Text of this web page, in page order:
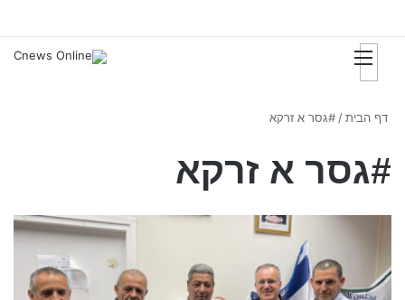
דף הבית/ #גסר א זרקא
#גסר א זרקא